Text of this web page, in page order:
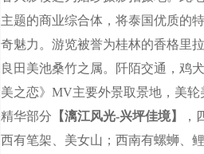
主题的商业综合体，将泰国优质的
奇魅力。游览被誉为桂林的香格里
良田美池桑竹之属。阡陌交通，鸡
美之恋》MV主要外景取景地，美
精华部分 【漓江风光-兴坪佳境】
，
西有笔架、美女山；西南有螺蛳、